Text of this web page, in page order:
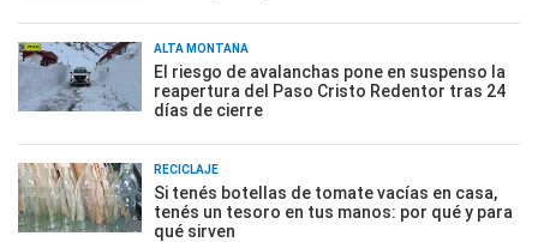
ALTA MONTAÑA
El riesgo de avalanchas pone en suspenso la
reapertura del Paso Cristo Redentor tras 24
días de cierre
RECICLAJE
Si tenés botellas de tomate vacías en casa,
tenés un tesoro en tus manos: por qué y para
qué sirven